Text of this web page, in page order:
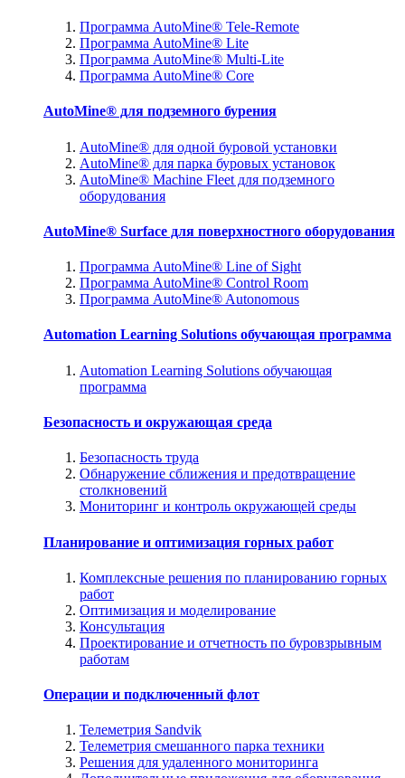
Программа AutoMine® Tele-Remote
Программа AutoMine® Lite
Программа AutoMine® Multi-Lite
Программа AutoMine® Core
AutoMine® для подземного бурения
AutoMine® для одной буровой установки
AutoMine® для парка буровых установок
AutoMine® Machine Fleet для подземного
оборудования
AutoMine® Surface для поверхностного оборудования
Программа AutoMine® Line of Sight
Программа AutoMine® Control Room
Программа AutoMine® Autonomous
Automation Learning Solutions обучающая программа
Automation Learning Solutions обучающая
программа
Безопасность и окружающая среда
Безопасность труда
Обнаружение сближения и предотвращение
столкновений
Мониторинг и контроль окружающей среды
Планирование и оптимизация горных работ
Комплексные решения по планированию горных
работ
Оптимизация и моделирование
Консультация
Проектирование и отчетность по буровзрывным
работам
Операции и подключенный флот
Телеметрия Sandvik
Телеметрия смешанного парка техники
Решения для удаленного мониторинга